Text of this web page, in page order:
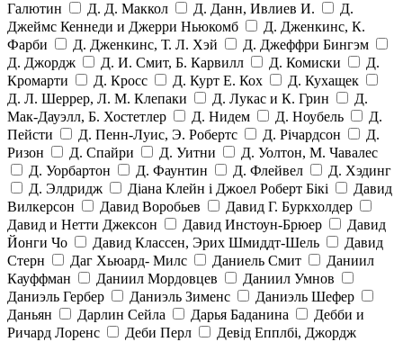
Галютин
Д. Д. Маккол Д. Данн, Ивлиев И.
Д.
Джеймс Кеннеди и Джерри Ньюкомб
Д. Дженкинс, К.
Фарби
Д. Дженкинс, Т. Л. Хэй
Д. Джеффри Бингэм
Д. Джордж
Д. И. Смит, Б. Карвилл Д. Комиски
Д.
Кромарти
Д. Кросс Д. Курт Е. Кох
Д. Кухащек
Д. Л. Шеррер, Л. М. Клепаки
Д. Лукас и К. Грин
Д.
Мак-Дауэлл, Б. Хостетлер
Д. Нидем Д. Ноубель
Д.
Пейсти
Д. Пенн-Луис, Э. Робертс Д. Річардсон
Д.
Ризон
Д. Спайри Д. Уитни
Д. Уолтон, М. Чавалес
Д. Уорбартон
Д. Фаунтин Д. Флейвел
Д. Хэдинг
Д. Элдридж
Діана Клейн і Джоел Роберт Бікі
Давид
Вилкерсон
Давид Воробьев
Давид Г. Буркхолдер
Давид и Нетти Джексон
Давид Инстоун-Брюер
Давид
Йонги Чо
Давид Классен, Эрих Шмиддт-Шель
Давид
Стерн
Даг Хьюард- Милс Даниель Смит
Даниил
Кауффман
Даниил Мордовцев
Даниил Умнов
Даниэль Гербер
Даниэль Зименс
Даниэль Шефер
Даньян
Дарлин Сейла Дарья Баданина
Дебби и
Ричард Лоренс
Деби Перл
Девід Епплбі, Джордж